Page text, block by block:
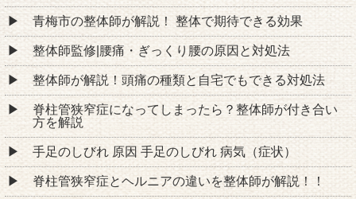
青梅市の整体師が解説！ 整体で期待できる効果
整体師監修|腰痛・ぎっくり腰の原因と対処法
整体師が解説！頭痛の種類と自宅でもできる対処法
脊柱管狭窄症になってしまったら？整体師が付き合い
方を解説
手足のしびれ 原因 手足のしびれ 病気（症状）
脊柱管狭窄症とヘルニアの違いを整体師が解説！！